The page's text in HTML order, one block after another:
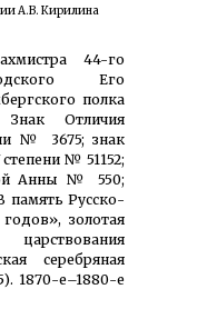
А.В. Кирилина
44-го
Его
полка
Отличия
№ 3675; знак
№ 51152;
Анны № 550;
память Русско-
золотая
серебряная
1870-е–1880-е